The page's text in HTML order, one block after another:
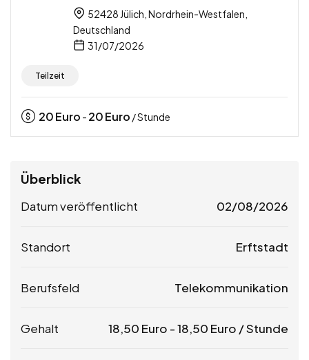
52428 Jülich, Nordrhein-Westfalen,
Deutschland
31/07/2026
Teilzeit
20Euro - 20Euro / Stunde
Überblick
Datum veröffentlicht 02/08/2026
Standort Erftstadt
Berufsfeld Telekommunikation
Gehalt 18,50 Euro -18,50 Euro / Stunde